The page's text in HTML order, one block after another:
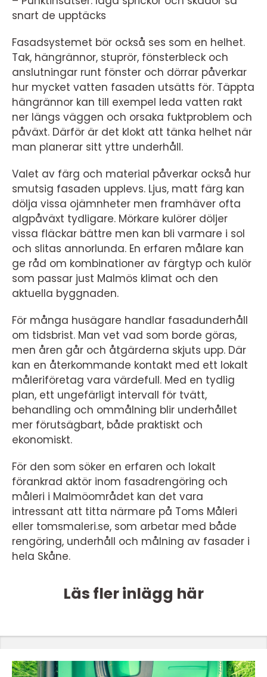
snart de upptäcks
Fasadsystemet bör också ses som en helhet.
Tak, hängrännor, stuprör, fönsterbleck och
anslutningar runt fönster och dörrar påverkar
hur mycket vatten fasaden utsätts för. Täppta
hängrännor kan till exempel leda vatten rakt
ner längs väggen och orsaka fuktproblem och
påväxt. Därför är det klokt att tänka helhet när
man planerar sitt yttre underhåll.
Valet av färg och material påverkar också hur
smutsig fasaden upplevs. Ljus, matt färg kan
dölja vissa ojämnheter men framhäver ofta
algpåväxt tydligare. Mörkare kulörer döljer
vissa fläckar bättre men kan bli varmare i sol
och slitas annorlunda. En erfaren målare kan
ge råd om kombinationer av färgtyp och kulör
som passar just Malmös klimat och den
aktuella byggnaden.
För många husägare handlar fasadunderhåll
om tidsbrist. Man vet vad som borde göras,
men åren går och åtgärderna skjuts upp. Där
kan en återkommande kontakt med ett lokalt
måleriföretag vara värdefull. Med en tydlig
plan, ett ungefärligt intervall för tvätt,
behandling och ommålning blir underhållet
mer förutsägbart, både praktiskt och
ekonomiskt.
För den som söker en erfaren och lokalt
förankrad aktör inom fasadrengöring och
måleri i Malmöområdet kan det vara
intressant att titta närmare på Toms Måleri
eller tomsmaleri.se, som arbetar med både
rengöring, underhåll och målning av fasader i
hela Skåne.
Läs fler inlägg här